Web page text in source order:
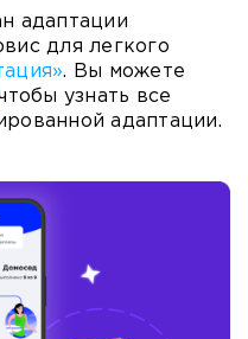
адаптации
для легкого
. Вы можете
узнать все
адаптации.